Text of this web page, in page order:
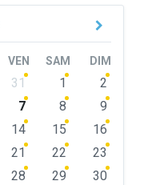
VEN SAM DIM
31 1
2
7 8
9
14 15
16
21 22
23
28 29
30